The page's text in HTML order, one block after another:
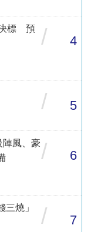
決標 預
/ 4
/ 5
陣風、豪/ 6
燒」
/ 7